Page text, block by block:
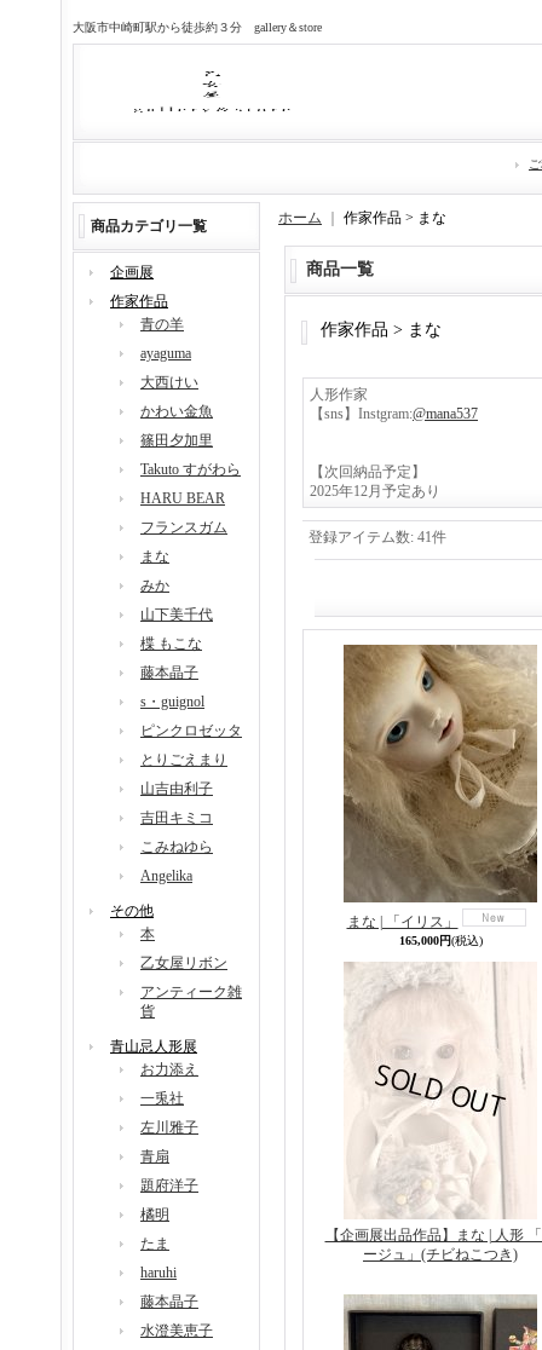
大阪市中崎町駅から徒歩約３分 gallery＆store
商品カテゴリ一覧
企画展
作家作品
青の羊
ayaguma
大西けい
かわい金魚
篠田夕加里
Takuto すがわら
HARU BEAR
フランスガム
まな
みか
山下美千代
楪 もこな
藤本晶子
s・guignol
ピンクロゼッタ
とりごえまり
山吉由利子
吉田キミコ
こみねゆら
Angelika
その他
本
乙女屋リボン
アンティーク雑
貨
青山忌人形展
お力添え
一兎社
左川雅子
青扇
題府洋子
橘明
たま
haruhi
藤本晶子
水澄美恵子
ホーム 作家作品 > まな
商品一覧
作家作品 > まな
人形作家
【sns】Instgram:@mana537
【次回納品予定】
2025年12月予定あり
登録アイテム数: 41件
まな | 「イリス」
165,000円(税込)
【企画展出品作品】まな | 人形
ージュ」(チビねこつき)